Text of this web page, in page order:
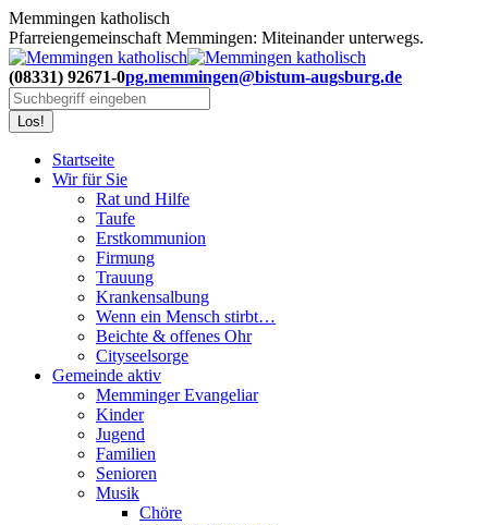
Zum
Inhalt
springen
Memmingen katholisch
Pfarreiengemeinschaft Memmingen: Miteinander unterwegs.
(08331) 92671-0pg.memmingen@bistum-augsburg.de
Search:
Startseite
Wir für Sie
Rat und Hilfe
Taufe
Erstkommunion
Firmung
Trauung
Krankensalbung
Wenn ein Mensch stirbt…
Beichte & offenes Ohr
Cityseelsorge
Gemeinde aktiv
Memminger Evangeliar
Kinder
Jugend
Familien
Senioren
Musik
Chöre